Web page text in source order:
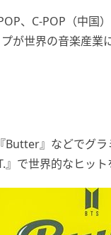
、C-POP（中国
が世界の音楽産
』などでグ
』で世界的なヒッ